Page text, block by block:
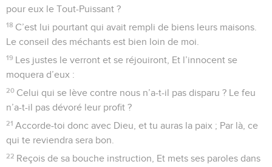
pour eux le Tout-Puissant ?
18 C’est lui pourtant qui avait rempli de biens leurs maisons.
Le conseil des méchants est bien loin de moi.
19 Les justes le verront et se réjouiront, Et l’innocent se
moquera d’eux :
20 Celui qui se lève contre nous n’a-t-il pas disparu ? Le feu
n’a-t-il pas dévoré leur profit ?
21 Accorde-toi donc avec Dieu, et tu auras la paix ; Par là, ce
qui te reviendra sera bon.
22 Reçois de sa bouche instruction, Et mets ses paroles dans